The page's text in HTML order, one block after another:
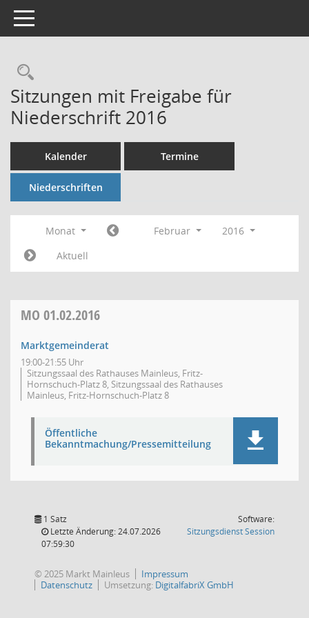
Toggle navigation
Rechercheauswahl
Sitzungen mit Freigabe für
Niederschrift 2016
Kalender Termine
Niederschriften
Monat Februar
2016
Aktuell
MO 01.02.2016
Marktgemeinderat
19:00-21:55 Uhr
Sitzungssaal des Rathauses Mainleus, Fritz-
Hornschuch-Platz 8, Sitzungssaal des Rathauses
Mainleus, Fritz-Hornschuch-Platz 8
Öffentliche
Bekanntmachung/Pressemitteilung
1 Satz
Letzte Änderung: 24.07.2026
07:59:30
Software:
SitzungsdienstSession(Wird in
© 2025 Markt Mainleus
Impressum
Datenschutz
Umsetzung: DigitalfabriX GmbH